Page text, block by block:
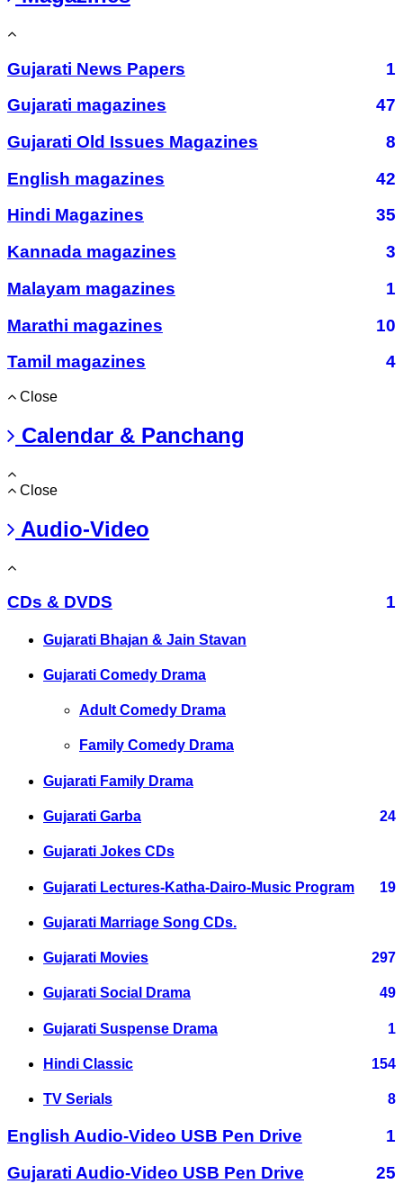
Gujarati News Papers
1
Gujarati magazines
47
Gujarati Old Issues Magazines
8
English magazines
42
Hindi Magazines
35
Kannada magazines
3
Malayam magazines
1
Marathi magazines
10
Tamil magazines
4
Close
Calendar & Panchang
Close
Audio-Video
CDs & DVDS 1
Gujarati Bhajan & Jain Stavan
Gujarati Comedy Drama
Adult Comedy Drama
Family Comedy Drama
Gujarati Family Drama
Gujarati Garba 24
Gujarati Jokes CDs
Gujarati Lectures-Katha-Dairo-Music Program 19
Gujarati Marriage Song CDs.
Gujarati Movies 297
Gujarati Social Drama 49
Gujarati Suspense Drama 1
Hindi Classic 154
TV Serials 8
English Audio-Video USB Pen Drive
1
Gujarati Audio-Video USB Pen Drive
25